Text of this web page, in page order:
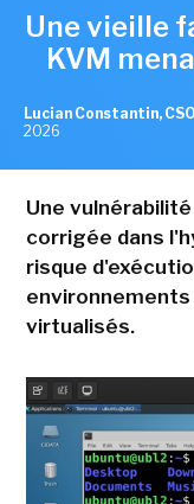
Une vieille
KVM
Lucian Constantin,
2026
Une
corrigée dans
risque
virtualisés.